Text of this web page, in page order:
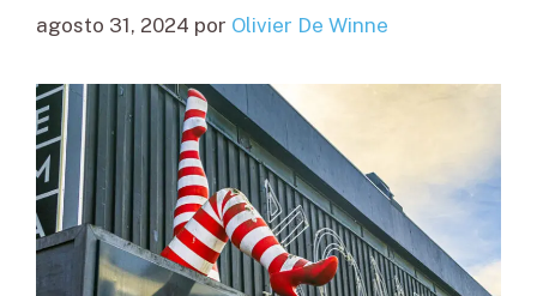
agosto 31, 2024 por Olivier De Winne